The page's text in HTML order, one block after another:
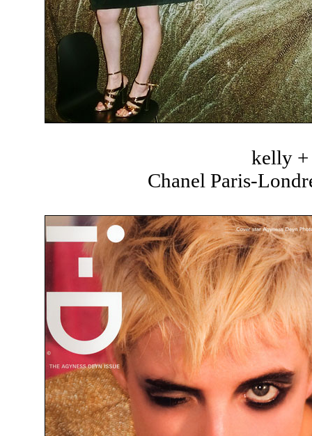
kelly +
Chanel Paris-